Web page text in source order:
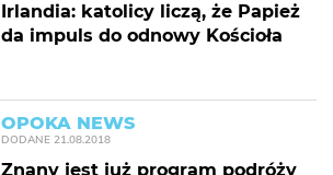
Irlandia: katolicy liczą, że Papież
da impuls do odnowy Kościoła
OPOKA NEWS
DODANE 21.08.2018
Znany jest już program podróży